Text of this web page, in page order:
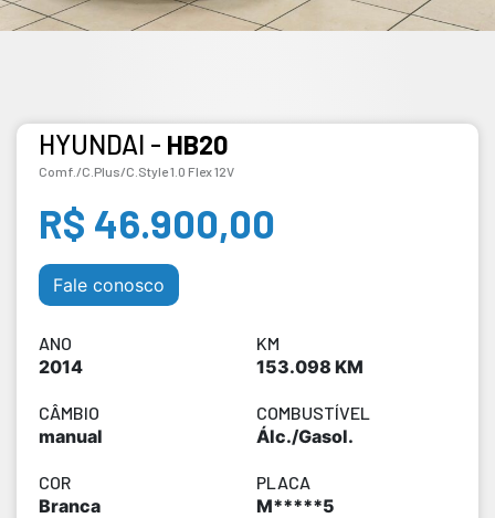
HYUNDAI - HB20
Comf./C.Plus/C.Style 1.0 Flex 12V
R$ 46.900,00
Fale conosco
ANO
2014
KM
153.098 KM
CÂMBIO
manual
COMBUSTÍVEL
Álc./Gasol.
COR
Branca
PLACA
M*****5